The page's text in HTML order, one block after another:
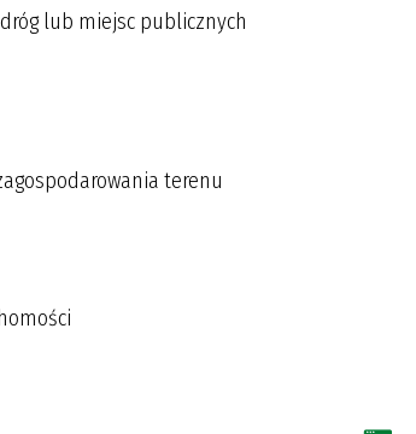
lub miejsc publicznych
terenu